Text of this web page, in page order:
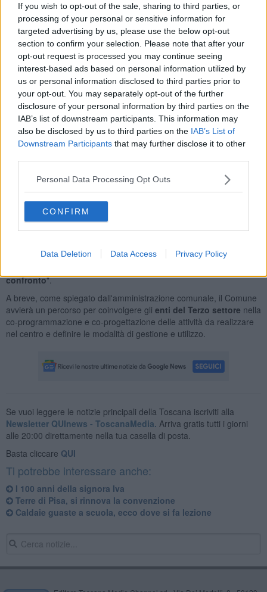
If you wish to opt-out of the sale, sharing to third parties, or
processing of your personal or sensitive information for
targeted advertising by us, please use the below opt-out
section to confirm your selection. Please note that after your
opt-out request is processed you may continue seeing
interest-based ads based on personal information utilized by
us or personal information disclosed to third parties prior to
your opt-out. You may separately opt-out of the further
disclosure of your personal information by third parties on the
IAB’s list of downstream participants. This information may
also be disclosed by us to third parties on the IAB’s List of
Downstream Participants that may further disclose it to other
Personal Data Processing Opt Outs
CONFIRM
Data Deletion Data Access Privacy Policy
d'interventi finanziati dalla Regione e dalla Società della Salute
Pisana, sono stati nuovamente resi disponibili con ilnuovo centro
ricreativo "Sandro Pertini".
"Siamo fieri di consegnare alla cittadinanza e alle associazioni
luogo riqualificato e accogliente, idoneo a diventare centro di
socializzazione e polo attrattivo per tante iniziative - ha dichiarato il
Alberto Lenzi - ringrazio l’assessora regionale
Spinelli
che ha accolto il nostro invito, perché con il finanziamento
ottenuto,15mila euroa cui abbiamo aggiunto altri 3mila euro di
risorse proprie, siamo riusciti a ristrutturare questi locali".
Nel dettaglio, i lavori hanno riguardato il rinnovo dell’impianto
elettrico e di riscaldamento, oltre all'acquisto di nuovi arredi e
attrezzature informatiche.
"È un piacere per me poter toccare con mano come vengono spesi
i fondi regionali - ha commentato l'assessora regionale Spinelli - mi
che coinvolgano diverse fasce della popolazione, in un’ottica
confronto".
A breve, come spiegato dall'amministrazione comunale, il Comune
avvierà un percorso per coinvolgere gli enti del Terzo settore nella
co-programmazione e co-progettazione delle attività da realizzare
nel centro e definire le modalità di gestione e utilizzo.
Se vuoi leggere le notizie principali della Toscana iscriviti alla
Newsletter QUInews - ToscanaMedia. Arriva gratis tutti i giorni
alle 20:00 direttamente nella tua casella di posta.
Basta cliccare QUI
Ti potrebbe interessare anche:
I 100 anni della signora Iva
Terre di Pisa, si rinnova la convenzione
Caldaie guaste a scuola, ecco dove si fa lezione